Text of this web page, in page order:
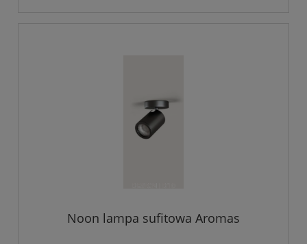
Noon lampa sufitowa Aromas